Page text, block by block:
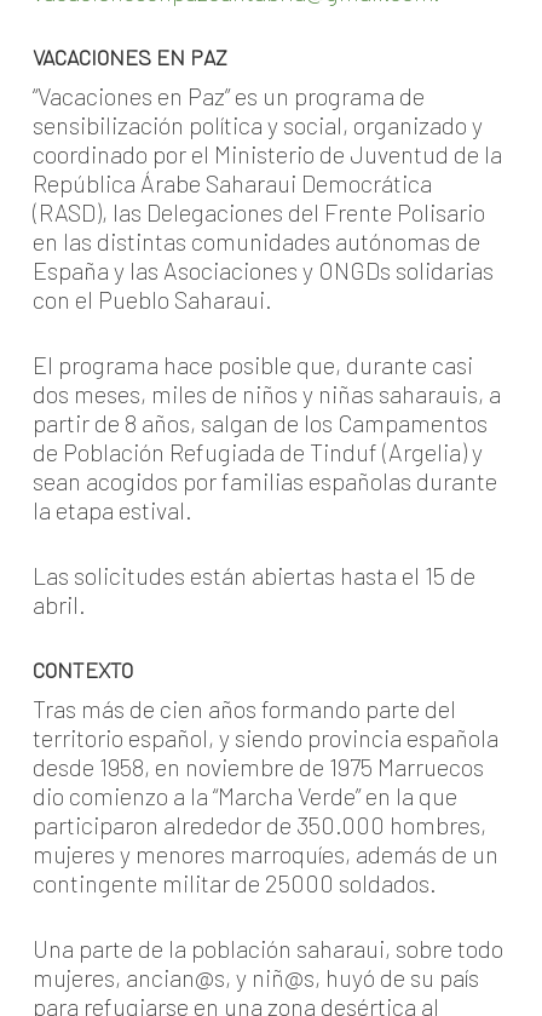
VACACIONES EN PAZ
“Vacaciones en Paz” es un programa de
sensibilización política y social, organizado y
coordinado por el Ministerio de Juventud de la
República Árabe Saharaui Democrática
(RASD), las Delegaciones del Frente Polisario
en las distintas comunidades autónomas de
España y las Asociaciones y ONGDs solidarias
con el Pueblo Saharaui.
El programa hace posible que, durante casi
dos meses, miles de niños y niñas saharauis, a
partir de 8 años, salgan de los Campamentos
de Población Refugiada de Tinduf (Argelia) y
sean acogidos por familias españolas durante
la etapa estival.
Las solicitudes están abiertas hasta el 15 de
abril.
CONTEXTO
Tras más de cien años formando parte del
territorio español, y siendo provincia española
desde 1958, en noviembre de 1975 Marruecos
dio comienzo a la “Marcha Verde” en la que
participaron alrededor de 350.000 hombres,
mujeres y menores marroquíes, además de un
contingente militar de 25000 soldados.
Una parte de la población saharaui, sobre todo
mujeres, ancian@s, y niñ@s, huyó de su país
para refugiarse en una zona desértica al